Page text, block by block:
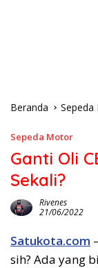
Beranda
Sepeda Motor
Ganti Oli
Sekali?
Rivenes
21/06/2022
Satukota.com
sih? Ada yang